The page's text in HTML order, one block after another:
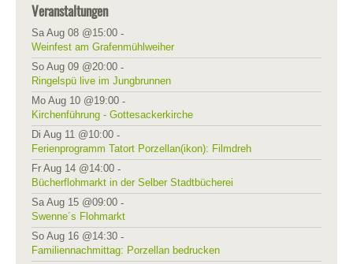
Veranstaltungen
Sa Aug 08 @15:00 -
Weinfest am Grafenmühlweiher
So Aug 09 @20:00 -
Ringelspü live im Jungbrunnen
Mo Aug 10 @19:00 -
Kirchenführung - Gottesackerkirche
Di Aug 11 @10:00 -
Ferienprogramm Tatort Porzellan(ikon): Filmdreh
Fr Aug 14 @14:00 -
Bücherflohmarkt in der Selber Stadtbücherei
Sa Aug 15 @09:00 -
Swenne´s Flohmarkt
So Aug 16 @14:30 -
Familiennachmittag: Porzellan bedrucken